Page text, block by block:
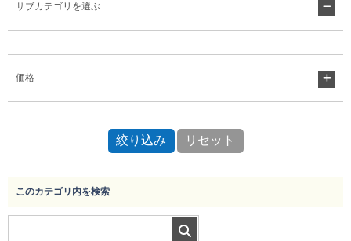
サブカテゴリを選ぶ
価格
このカテゴリ内を検索